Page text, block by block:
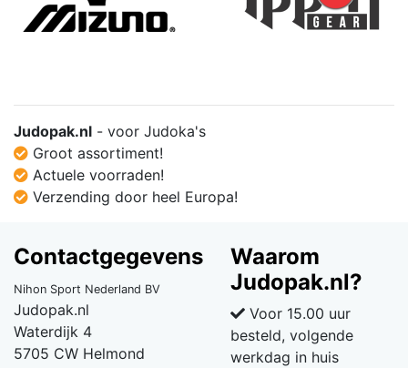
Judopak.nl - voor Judoka's
Groot assortiment!
Actuele voorraden!
Verzending door heel Europa!
Contactgegevens
Nihon Sport Nederland BV
Judopak.nl
Waterdijk 4
5705 CW Helmond
Waarom
Judopak.nl?
Voor 15.00 uur
besteld, volgende
werkdag in huis